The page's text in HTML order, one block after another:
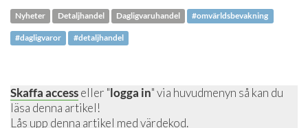
Nyheter Detaljhandel Dagligvaruhandel #omvärldsbevakning
#dagligvaror #detaljhandel
Skaffa accesseller "logga in" via huvudmenyn så kan du
läsa denna artikel!
Lås upp denna artikel med värdekod.